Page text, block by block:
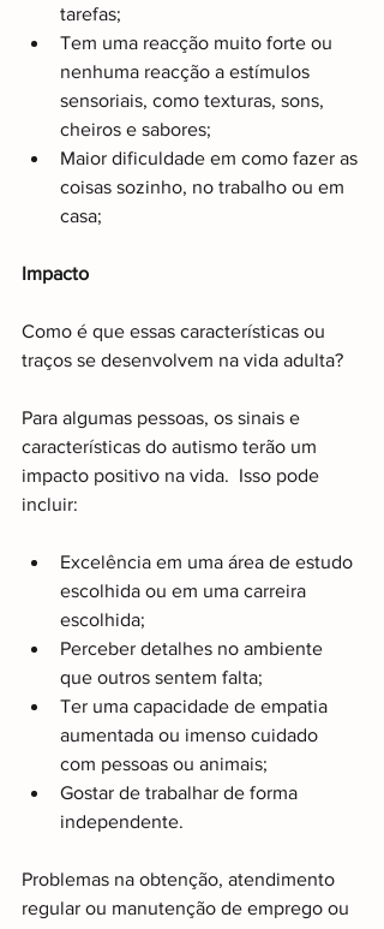
tarefas;
Tem uma reacção muito forte ou
nenhuma reacção a estímulos
sensoriais, como texturas, sons,
cheiros e sabores;
Maior dificuldade em como fazer as
coisas sozinho, no trabalho ou em
casa;
Impacto
Como é que essas características ou
traços se desenvolvem na vida adulta?
Para algumas pessoas, os sinais e
características do autismo terão um
impacto positivo na vida.  Isso pode
incluir:
Excelência em uma área de estudo
escolhida ou em uma carreira
escolhida;
Perceber detalhes no ambiente
que outros sentem falta;
Ter uma capacidade de empatia
aumentada ou imenso cuidado
com pessoas ou animais;
Gostar de trabalhar de forma
independente.
Problemas na obtenção, atendimento
regular ou manutenção de emprego ou